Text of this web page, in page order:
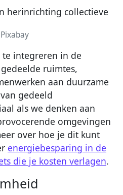
integreren in de
ruimtes,
aan duurzame
gedeeld
als we denken aan
omgevingen
over hoe je dit kunt
energiebesparing in de
die je kosten verlagen.